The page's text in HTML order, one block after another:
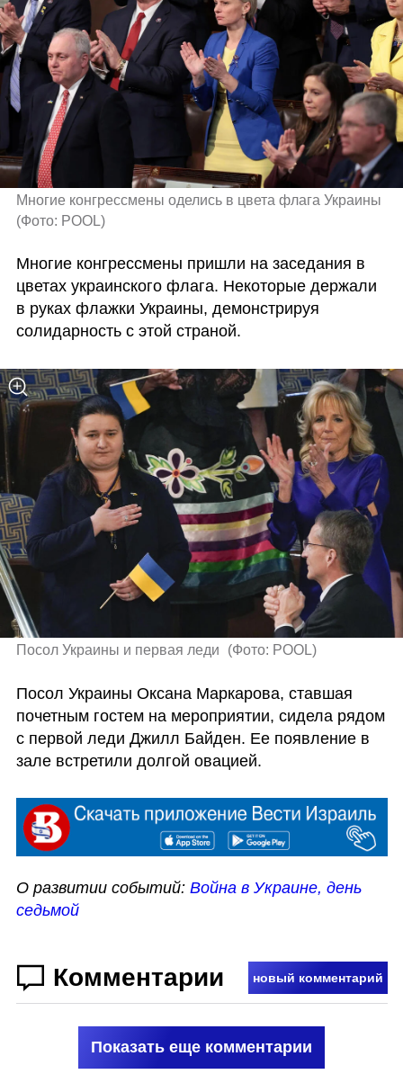
(Фото: POOL)
Многие конгрессмены пришли на заседания в
цветах украинского флага. Некоторые держали
в руках флажки Украины, демонстрируя
солидарность с этой страной.
Посол Украины и первая леди (Фото: POOL)
Посол Украины Оксана Маркарова, ставшая
почетным гостем на мероприятии, сидела рядом
с первой леди Джилл Байден. Ее появление в
зале встретили долгой овацией.
О развитии событий: Война в Украине, день
седьмой
Комментарии новый комментарий
Показать еще комментарии